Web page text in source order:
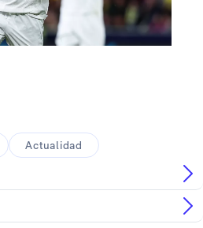
Actualidad